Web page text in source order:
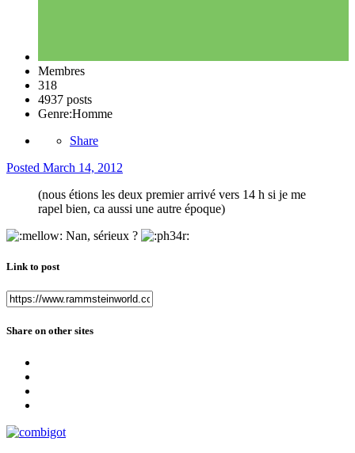
Membres
318
4937 posts
Genre:Homme
Share
Posted March 14, 2012
(nous étions les deux premier arrivé vers 14 h si je me
rapel bien, ca aussi une autre époque)
Nan, sérieux ?
Link to post
Share on other sites